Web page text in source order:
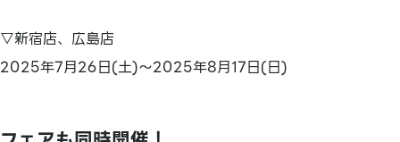
▽新宿店、広島店
2025年7月26日(土)～2025年8月17日(日)